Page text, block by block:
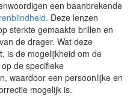
een baanbrekende
. Deze lenzen
sterkte gemaakte brillen en
de drager. Wat deze
is de mogelijkheid om de
de specifieke
waardoor een persoonlijke en
mogelijk is.